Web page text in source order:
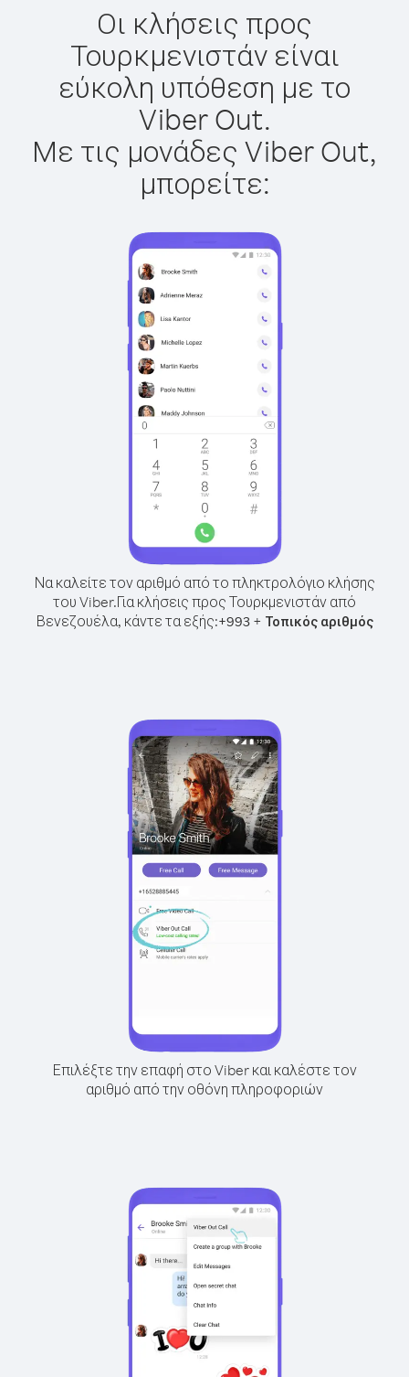
Οι κλήσεις προς
Τουρκμενιστάν είναι
εύκολη υπόθεση με το
Viber Out.
Με τις μονάδες Viber Out,
μπορείτε:
Να καλείτε τον αριθμό από το πληκτρολόγιο κλήσης
του Viber.Για κλήσεις προς Τουρκμενιστάν από
Βενεζουέλα, κάντε τα εξής:+993+ Τοπικός αριθμός
Επιλέξτε την επαφή στο Viber και καλέστε τον
αριθμό από την οθόνη πληροφοριών